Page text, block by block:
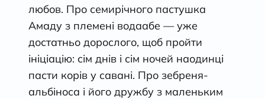
любов. Про семирічного пастушка
Амаду з племені водаабе — уже
достатньо дорослого, щоб пройти
ініціацію: сім днів і сім ночей наодинці
пасти корів у савані. Про зебреня-
альбіноса і його дружбу з маленьким